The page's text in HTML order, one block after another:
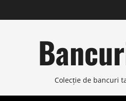
to
Colecţie de bancuri